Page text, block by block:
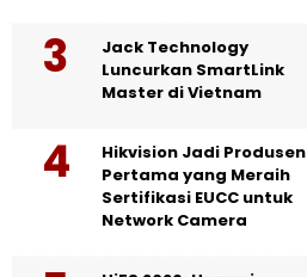
Jack Technology
Luncurkan SmartLink
Master di Vietnam
Hikvision Jadi Produsen
Pertama yang Meraih
Sertifikasi EUCC untuk
Network Camera